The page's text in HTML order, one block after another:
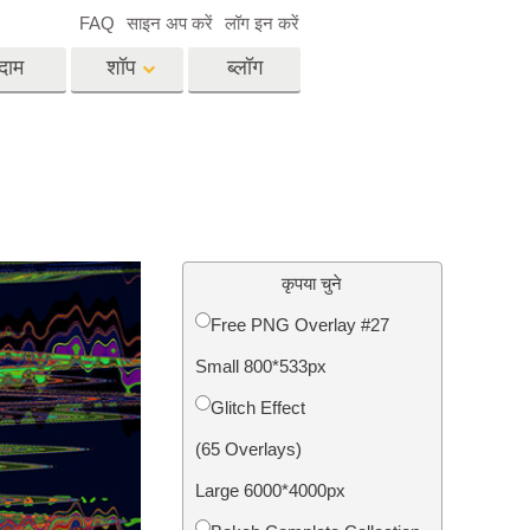
फोटो स्टोर स्टेशन सर्विसेज
शॉप ब्लॉग
FAQ साइन अप करें लॉग इन करें
कृपया चुने
Free PNG Overlay #27
Small 800*533px
Glitch Effect
(65 Overlays)
Large 6000*4000px